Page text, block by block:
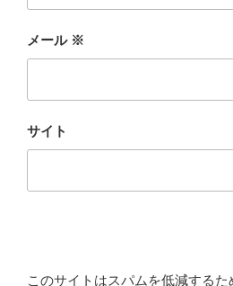
メール ※
サイト
このサイトはスパムを低減する